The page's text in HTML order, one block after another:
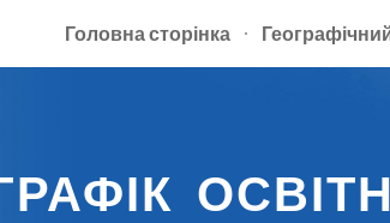
to main content
Головна сторінка